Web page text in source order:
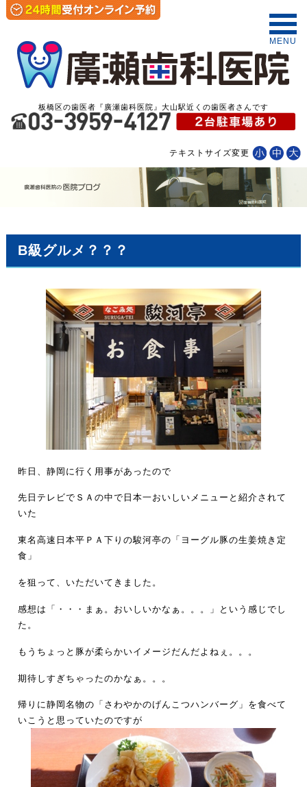
板橋区の歯医者『廣瀬歯科医院』大山駅近くの歯医者さんです
テキストサイズ変更
MENU
B級グルメ？？？
昨日、静岡に行く用事があったので
先日テレビでＳＡの中で日本一おいしいメニューと紹介されて
いた
東名高速日本平ＰＡ下りの駿河亭の「ヨーグル豚の生姜焼き定
食」
を狙って、いただいてきました。
感想は「・・・まぁ。おいしいかなぁ。。。」という感じでし
た。
もうちょっと豚が柔らかいイメージだんだよねぇ。。。
期待しすぎちゃったのかなぁ。。。
帰りに静岡名物の「さわやかのげんこつハンバーグ」を食べて
いこうと思っていたのですが